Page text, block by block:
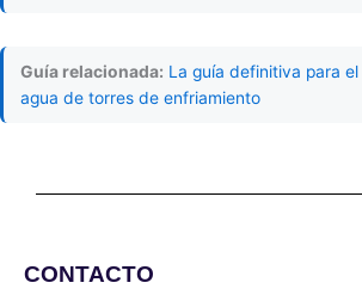
Guía relacionada: La guía definitiva para
agua de torres de enfriamiento
CONTACTO